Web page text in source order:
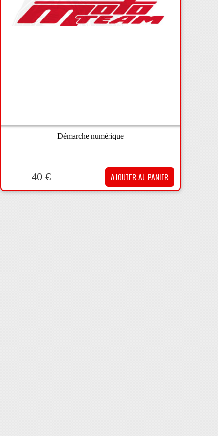
Démarche numérique
40 € AJOUTER AU PANIER